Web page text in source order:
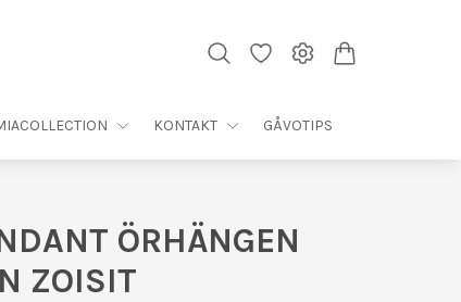
KONTAKT GÅVOTIPS
ÖRHÄNGEN
ZOISIT